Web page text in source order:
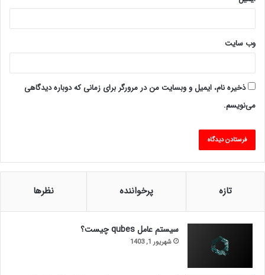
وب‌ سایت
ذخیره نام، ایمیل و وبسایت من در مرورگر برای زمانی که دوباره دیدگاهی
می‌نویسم.
تازه پرخواننده نظرها
سیستم عامل qubes چیست؟
شهریور 1, 1403